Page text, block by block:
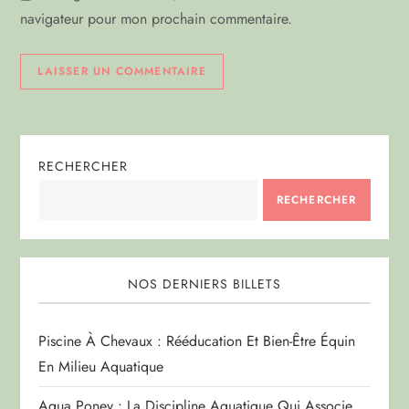
e
navigateur pour mon prochain commentaire.
RECHERCHER
RECHERCHER
NOS DERNIERS BILLETS
Piscine À Chevaux : Rééducation Et Bien-Être Équin
En Milieu Aquatique